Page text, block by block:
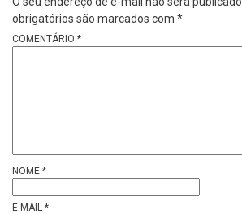
obrigatórios são marcados com *
COMENTÁRIO *
NOME *
E-MAIL *